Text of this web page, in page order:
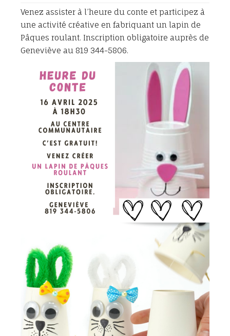
Venez assister à l’heure du conte et participez à
une activité créative en fabriquant un lapin de
Pâques roulant. Inscription obligatoire auprès de
Geneviève au 819 344-5806.